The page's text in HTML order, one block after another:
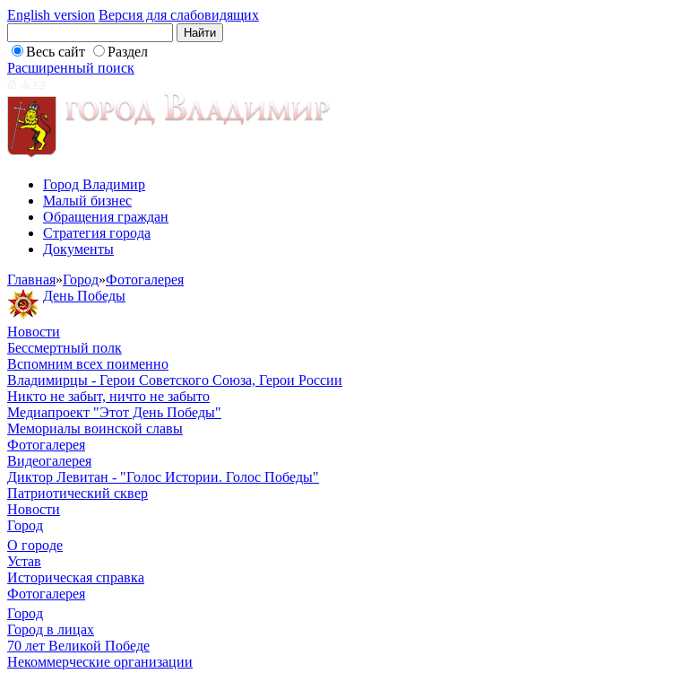
English version Версия для слабовидящих
Весь сайт
Раздел
Расширенный поиск
Город Владимир
Малый бизнес
Обращения граждан
Стратегия города
Документы
Главная»Город»Фотогалерея
День Победы
Новости
Бессмертный полк
Вспомним всех поименно
Владимирцы - Герои Советского Союза, Герои России
Никто не забыт, ничто не забыто
Медиапроект "Этот День Победы"
Мемориалы воинской славы
Фотогалерея
Видеогалерея
Диктор Левитан - "Голос Истории. Голос Победы"
Патриотический сквер
Новости
Город
О городе
Устав
Историческая справка
Фотогалерея
Город
Город в лицах
70 лет Великой Победе
Некоммерческие организации